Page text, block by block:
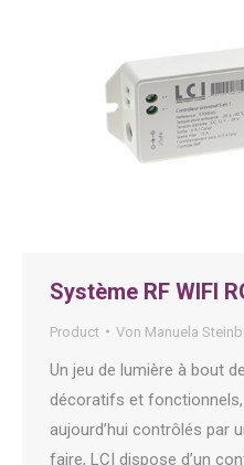
Système RF WIFI
Product Von Manuela
Un jeu de lumière à bout
décoratifs et
aujourd’hui contrôlés par
faire, LCI dispose d’un